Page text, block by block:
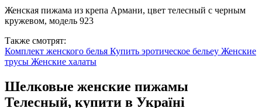
Женская пижама из крепа Армани, цвет телесный с черным
кружевом, модель 923
Также смотрят:
Комплект женского белья Купить эротическое бельеу Женские
трусы Женские халаты
Шелковые женские пижамы
Телесный, купити в Україні